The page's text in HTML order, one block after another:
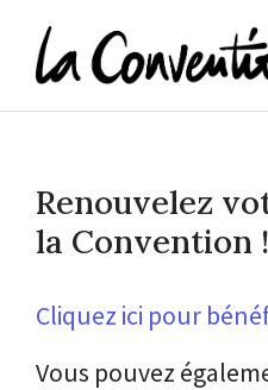
Renouvelez
la Convention !
Cliquez ici pour
Vous pouvez